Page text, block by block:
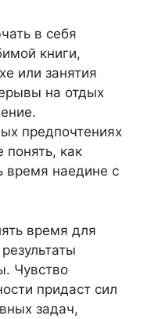
в себя
книги,
или занятия
на отдых
предпочтениях
как
время наедине с
время для
Чувство
придаст сил
задач,